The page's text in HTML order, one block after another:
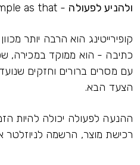
ולהניע לפעולה - Simple as that.
קופירייטינג הוא הרבה יותר
כתיבה - הוא ממוקד במכירה,
עם מסרים ברורים וחזקים
הצעד הבא.
ההנעה לפעולה יכולה להיות
רכישת מוצר, הרשמה